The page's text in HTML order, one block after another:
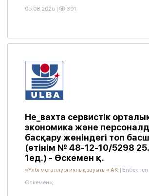
05.08.2026 | 391
Не_вахта сервистік
экономика және
басқару жөніндегі топ
(өтінім № 48-12-10/5298
1ед.) - Өскемен қ.
«Үлбі металлургиялық зауыты» АҚ |
Өскемен қ.